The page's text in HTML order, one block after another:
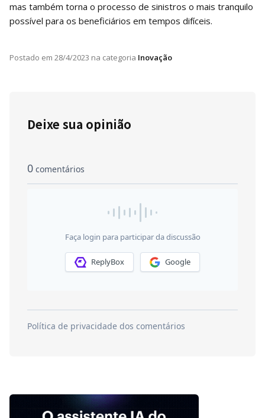
mas também torna o processo de sinistros o mais tranquilo
possível para os beneficiários em tempos difíceis.
Postado em 28/4/2023 na categoria Inovação
Deixe sua opinião